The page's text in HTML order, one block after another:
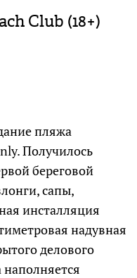
Club (18+)
пляжа
Получилось
береговой
сапы,
инсталляция
надувная
делового